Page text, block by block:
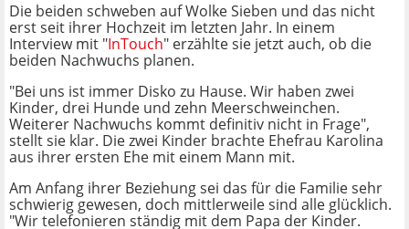
Die beiden schweben auf Wolke Sieben und das nicht
erst seit ihrer Hochzeit im letzten Jahr. In einem
Interview mit "InTouch" erzählte sie jetzt auch, ob die
beiden Nachwuchs planen.
"Bei uns ist immer Disko zu Hause. Wir haben zwei
Kinder, drei Hunde und zehn Meerschweinchen.
Weiterer Nachwuchs kommt definitiv nicht in Frage",
stellt sie klar. Die zwei Kinder brachte Ehefrau Karolina
aus ihrer ersten Ehe mit einem Mann mit.
Am Anfang ihrer Beziehung sei das für die Familie sehr
schwierig gewesen, doch mittlerweile sind alle glücklich.
"Wir telefonieren ständig mit dem Papa der Kinder.